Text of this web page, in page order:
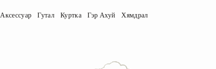
Аксессуар Гутал Куртка Гэр Ахуй Хямдрал